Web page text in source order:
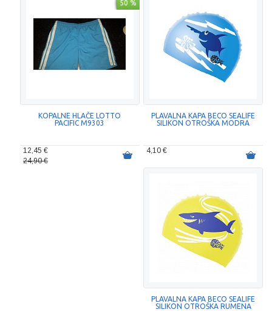
50 %
KOPALNE HLAČE LOTTO
PACIFIC M9303
12,45 €
24,90 €
PLAVALNA KAPA BECO SEALIFE
SILIKON OTROŠKA MODRA
4,10 €
PLAVALNA KAPA BECO SEALIFE
SILIKON OTROŠKA RUMENA